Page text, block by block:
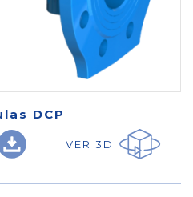
DCP
VER 3D